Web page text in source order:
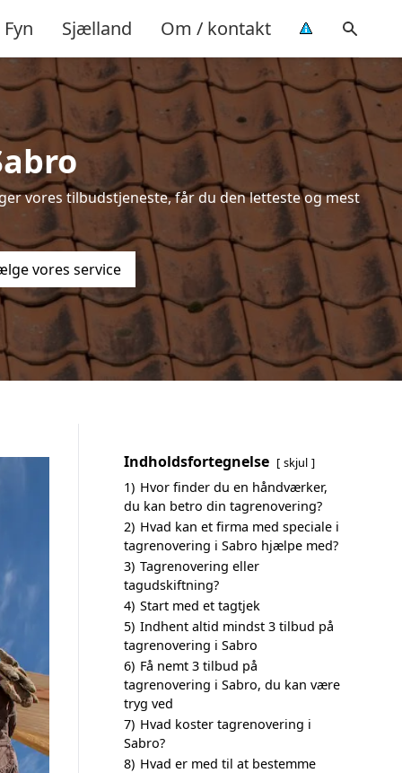
Fyn Sjælland Om / kontakt
vores tilbudstjeneste, får du den letteste og mest
vores service
Indholdsfortegnelse skjul
1) Hvor finder du en håndværker,
du kan betro din tagrenovering?
2) Hvad kan et firma med speciale i
tagrenovering i Sabro hjælpe med?
3) Tagrenovering eller
tagudskiftning?
4) Start med et tagtjek
5) Indhent altid mindst 3 tilbud på
tagrenovering i Sabro
6) Få nemt 3 tilbud på
tagrenovering i Sabro, du kan være
tryg ved
7) Hvad koster tagrenovering i
Sabro?
8) Hvad er med til at bestemme